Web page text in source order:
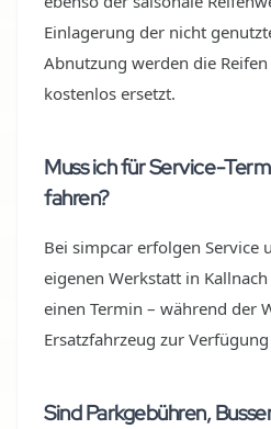
Einlagerung der nicht
Abnutzung werden die
kostenlos ersetzt.
Muss ich für Service-
fahren?
Bei simpcar erfolgen Service
eigenen Werkstatt in
einen Termin – während der
Ersatzfahrzeug zur
Sind Parkgebühren,